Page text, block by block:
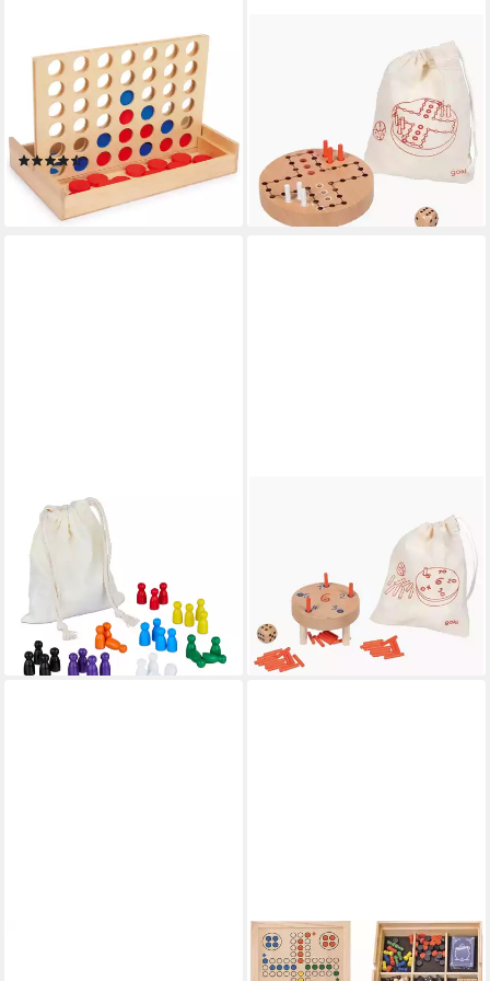
Spielesammlung Vier in einer
Reihe auf Reise, Vier Gewinnt
in Großer Ausführung, Spiel
für Jung und Alt mit hohem
Spaßfaktor(5)
ab 20,55 €
lieferbar - in 2-3 Werktagen bei dir
Spielesammlung Ludo im
Baumwollbeutel, würfelspiel,
Schnelles Spielprinzip ideal
für Camping
11,95 €
lieferbar - in 2-3 Werktagen bei dir
RELAXDAYS
Spiel Spielfiguren für
Brettspiele 160er Set,
Gesellschaftsspiel
11,99 €
29,99 €
-60%
lieferbar - in 2-3 Werktagen bei dir
Spielesammlung Verflixte 6
im Baumwollbeutel,
familienspiel, Spielspaß für
unterwegs
11,96 €
lieferbar - in 2-3 Werktagen bei dir
WOODYLAND
Spielesammlung 90076